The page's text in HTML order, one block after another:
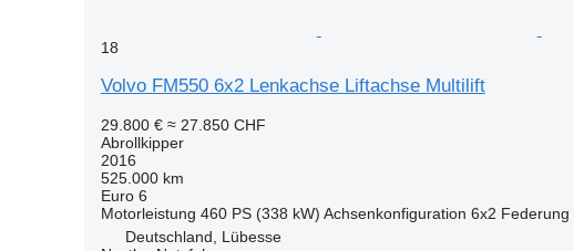
18
Volvo FM550 6x2 Lenkachse Liftachse Multilift
29.800 € ≈ 27.850 CHF
Abrollkipper
2016
525.000 km
Euro 6
Motorleistung 460 PS (338 kW) Achsenkonfiguration 6x2 Federung
Deutschland, Lübesse